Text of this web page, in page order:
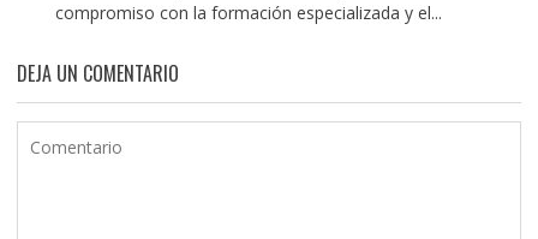
compromiso con la formación especializada y el...
DEJA UN COMENTARIO